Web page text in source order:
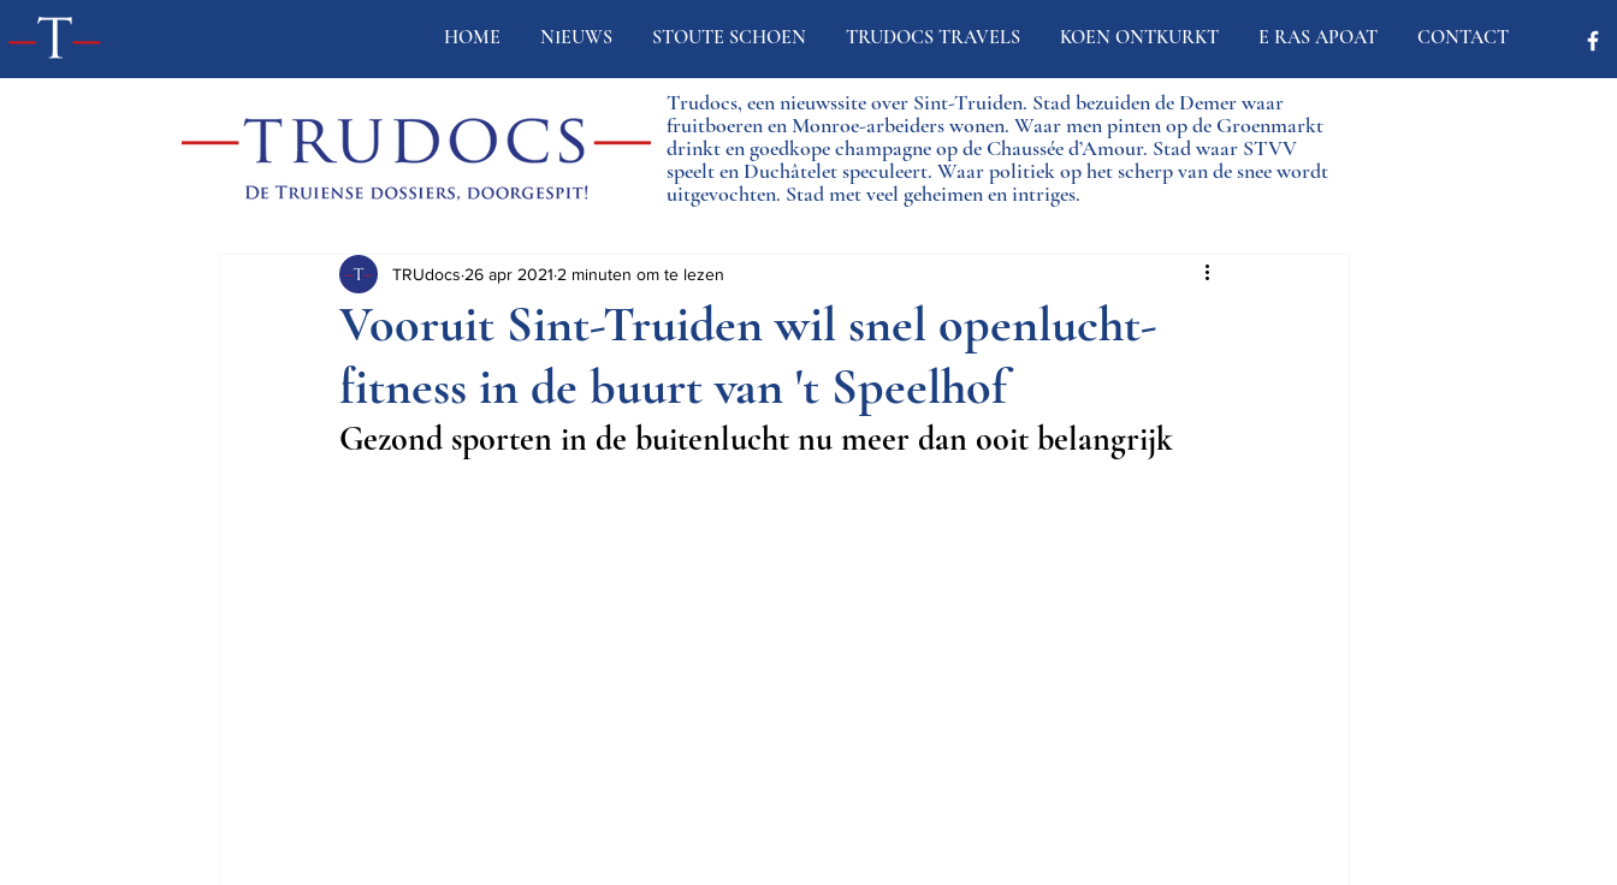
HOME NIEUWS STOUTE SCHOEN TRUDOCS TRAVELS KOEN ONTKURKT E RAS APOAT CONTACT
Trudocs, een nieuwssite over Sint-Truiden. Stad bezuiden de Demer waar
fruitboeren en Monroe-arbeiders wonen. Waar men pinten op de Groenmarkt
drinkt en goedkope champagne op de Chaussée d’Amour. Stad waar STVV
speelt en Duchâtelet speculeert. Waar politiek op het scherp van de snee wordt
uitgevochten. Stad met veel geheimen en intriges.
Vooruit Sint-Truiden wil snel openlucht-
fitness in de buurt van 't Speelhof
TRUdocs 26 apr 2021 2 minuten om te lezen
Gezond sporten in de buitenlucht nu meer dan ooit belangrijk